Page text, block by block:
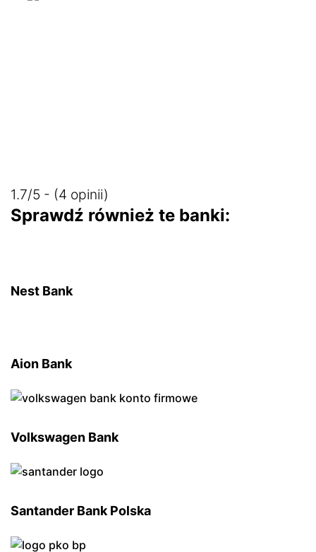
1.7/5 - (4 opinii)
Sprawdź również te banki:
Nest Bank
Aion Bank
Volkswagen Bank
Santander Bank Polska